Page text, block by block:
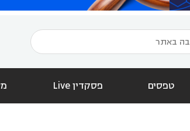
טפסים פסקדין Live